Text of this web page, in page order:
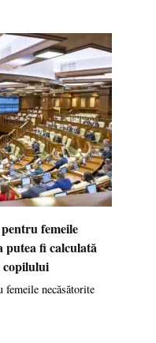
femeile
putea fi calculată
femeile necăsătorite